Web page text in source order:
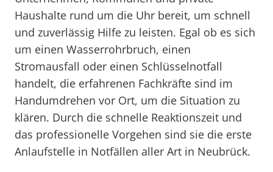
Haushalte rund um die Uhr bereit, um schnell
und zuverlässig Hilfe zu leisten. Egal ob es sich
um einen Wasserrohrbruch, einen
Stromausfall oder einen Schlüsselnotfall
handelt, die erfahrenen Fachkräfte sind im
Handumdrehen vor Ort, um die Situation zu
klären. Durch die schnelle Reaktionszeit und
das professionelle Vorgehen sind sie die erste
Anlaufstelle in Notfällen aller Art in Neubrück.